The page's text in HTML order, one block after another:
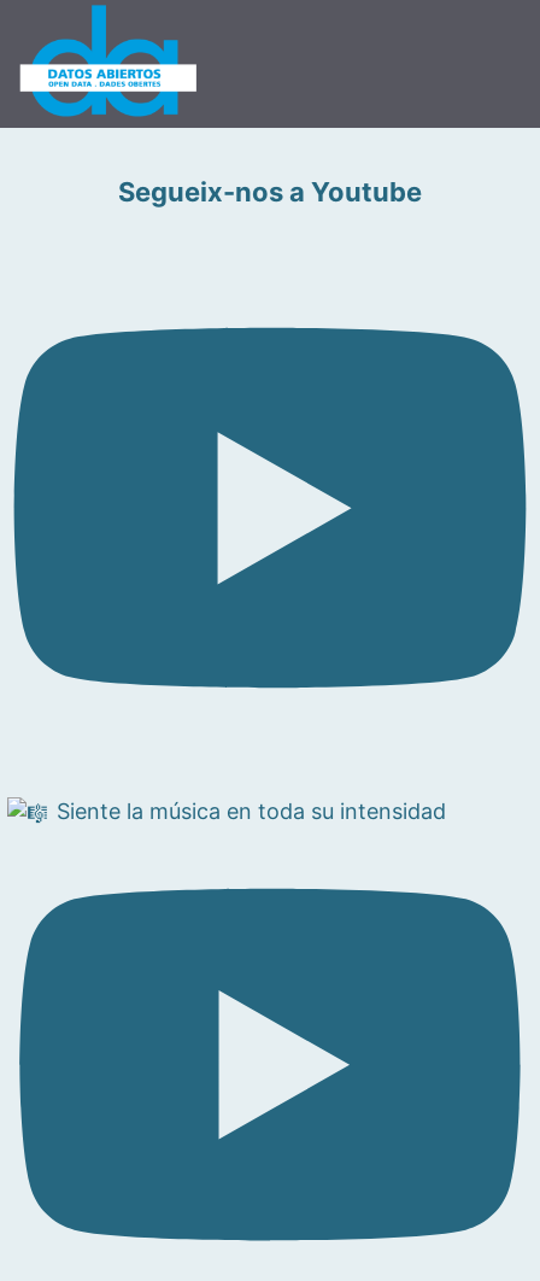
Segueix-nos a Youtube
Siente la música en toda su intensidad